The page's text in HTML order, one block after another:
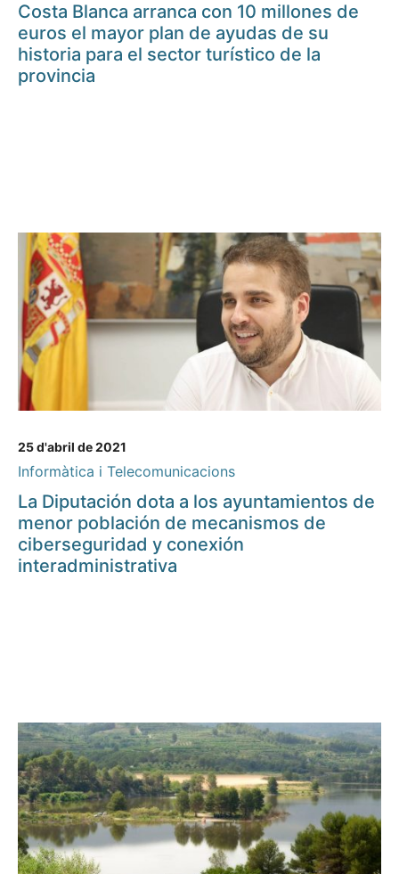
Costa Blanca arranca con 10 millones de
euros el mayor plan de ayudas de su
historia para el sector turístico de la
provincia
25 d'abril de 2021
Informàtica i Telecomunicacions
La Diputación dota a los ayuntamientos de
menor población de mecanismos de
ciberseguridad y conexión
interadministrativa